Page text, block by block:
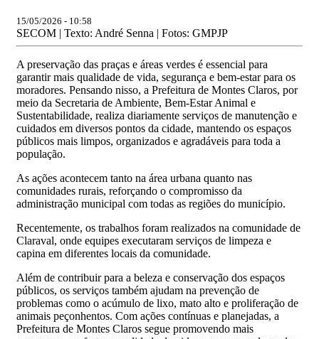
15/05/2026 - 10:58
SECOM | Texto: André Senna | Fotos: GMPJP
A preservação das praças e áreas verdes é essencial para
garantir mais qualidade de vida, segurança e bem-estar para os
moradores. Pensando nisso, a Prefeitura de Montes Claros, por
meio da Secretaria de Ambiente, Bem-Estar Animal e
Sustentabilidade, realiza diariamente serviços de manutenção e
cuidados em diversos pontos da cidade, mantendo os espaços
públicos mais limpos, organizados e agradáveis para toda a
população.
As ações acontecem tanto na área urbana quanto nas
comunidades rurais, reforçando o compromisso da
administração municipal com todas as regiões do município.
Recentemente, os trabalhos foram realizados na comunidade de
Claraval, onde equipes executaram serviços de limpeza e
capina em diferentes locais da comunidade.
Além de contribuir para a beleza e conservação dos espaços
públicos, os serviços também ajudam na prevenção de
problemas como o acúmulo de lixo, mato alto e proliferação de
animais peçonhentos. Com ações contínuas e planejadas, a
Prefeitura de Montes Claros segue promovendo mais